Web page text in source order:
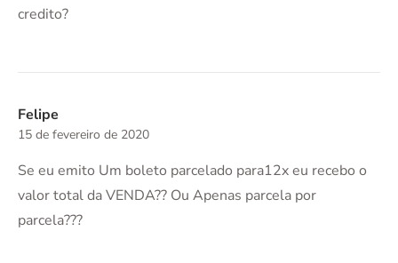
credito?
Felipe
15 de fevereiro de 2020
Se eu emito Um boleto parcelado para12x eu recebo o
valor total da VENDA?? Ou Apenas parcela por
parcela???